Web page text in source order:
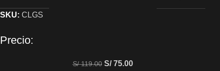
SKU:CLGS
Precio:
S/119.00 S/75.00